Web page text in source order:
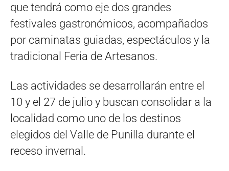
que tendrá como eje dos grandes
festivales gastronómicos, acompañados
por caminatas guiadas, espectáculos y la
tradicional Feria de Artesanos.
Las actividades se desarrollarán entre el
10 y el 27 de julio y buscan consolidar a la
localidad como uno de los destinos
elegidos del Valle de Punilla durante el
receso invernal.